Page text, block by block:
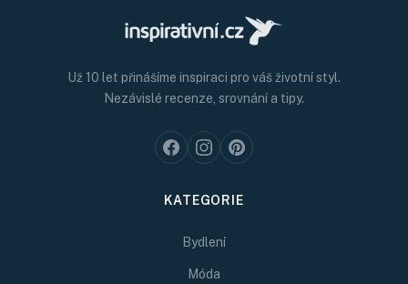
Už 10 let přinášíme inspiraci pro váš životní styl.
Nezávislé recenze, srovnání a tipy.
KATEGORIE
Bydlení
Móda